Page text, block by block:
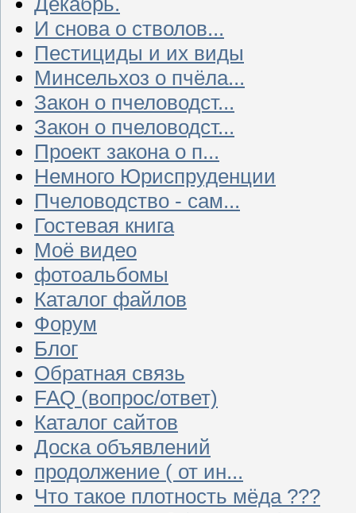
И снова о стволов...
Пестициды и их виды
Минсельхоз о пчёла...
Закон о пчеловодст...
Закон о пчеловодст...
Проект закона о п...
Немного Юриспруденции
Пчеловодство - сам...
Гостевая книга
Моё видео
фотоальбомы
Каталог файлов
Форум
Блог
Обратная связь
FAQ (вопрос/ответ)
Каталог сайтов
Доска объявлений
продолжение ( от ин...
Что такое плотность мёда ???